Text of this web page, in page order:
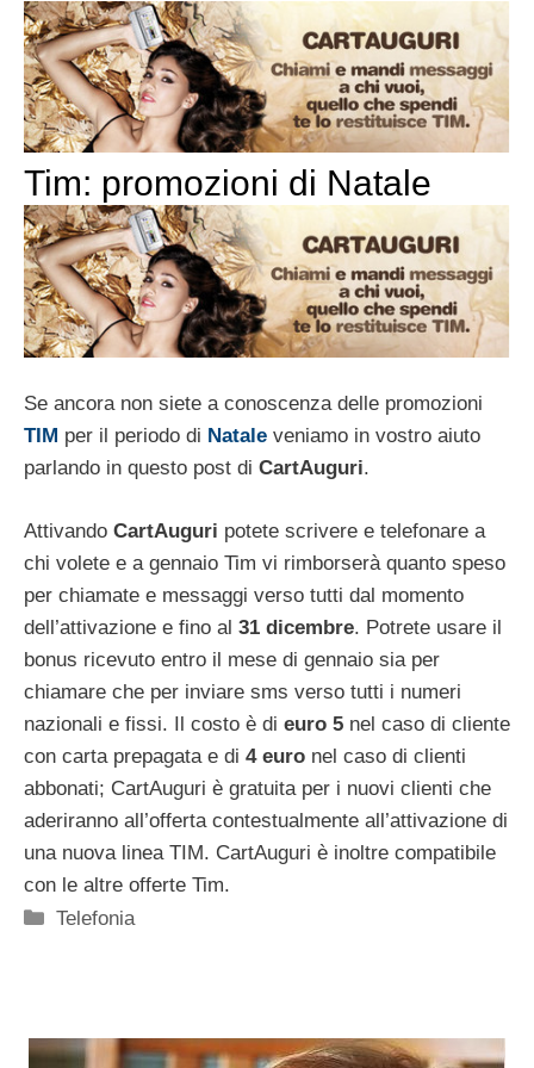
Tim: promozioni di Natale
Se ancora non siete a conoscenza delle promozioni
TIM per il periodo di Natale veniamo in vostro aiuto
parlando in questo post di CartAuguri.
Attivando CartAuguri potete scrivere e telefonare a
chi volete e a gennaio Tim vi rimborserà quanto speso
per chiamate e messaggi verso tutti dal momento
dell’attivazione e fino al 31 dicembre. Potrete usare il
bonus ricevuto entro il mese di gennaio sia per
chiamare che per inviare sms verso tutti i numeri
nazionali e fissi. Il costo è di euro 5 nel caso di cliente
con carta prepagata e di 4 euro nel caso di clienti
abbonati; CartAuguri è gratuita per i nuovi clienti che
aderiranno all’offerta contestualmente all’attivazione di
una nuova linea TIM. CartAuguri è inoltre compatibile
con le altre offerte Tim.
Categorie
Telefonia